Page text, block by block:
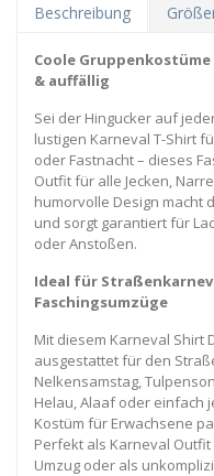
Beschreibung
Coole
& auffällig
Sei der Hingucker auf
lustigen Karneval T-Shirt
oder Fastnacht – dieses
Outfit für alle Jecken,
humorvolle Design macht
und sorgt garantiert für
oder Anstoßen.
Ideal für
Faschingsumzüge
Mit diesem Karneval Shirt
ausgestattet für den
Nelkensamstag,
Helau, Alaaf oder einfach
Kostüm für Erwachsene
Perfekt als Karneval
Umzug oder als